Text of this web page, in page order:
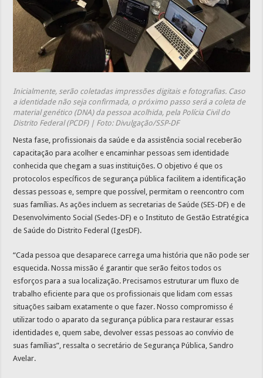
Inicialmente, serão coletadas impressões digitais e fotografias. Caso
a identidade não seja confirmada, o próximo passo será a coleta de
material genético (DNA) da pessoa acolhida, pela Polícia Civil do
Distrito Federal (PCDF) | Foto: Divulgação/SSP-DF
Nesta fase, profissionais da saúde e da assistência social receberão
capacitação para acolher e encaminhar pessoas sem identidade
conhecida que chegam a suas instituições. O objetivo é que os
protocolos específicos de segurança pública facilitem a identificação
dessas pessoas e, sempre que possível, permitam o reencontro com
suas famílias. As ações incluem as secretarias de Saúde (SES-DF) e de
Desenvolvimento Social (Sedes-DF) e o Instituto de Gestão Estratégica
de Saúde do Distrito Federal (IgesDF).
“Cada pessoa que desaparece carrega uma história que não pode ser
esquecida. Nossa missão é garantir que serão feitos todos os
esforços para a sua localização. Precisamos estruturar um fluxo de
trabalho eficiente para que os profissionais que lidam com essas
situações saibam exatamente o que fazer. Nosso compromisso é
utilizar todo o aparato da segurança pública para restaurar essas
identidades e, quem sabe, devolver essas pessoas ao convívio de
suas famílias”, ressalta o secretário de Segurança Pública, Sandro
Avelar.